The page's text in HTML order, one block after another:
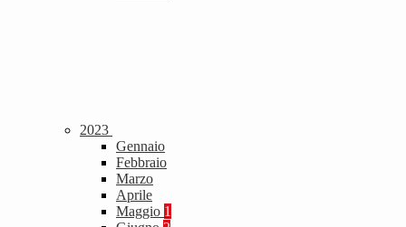
2023
Gennaio
Febbraio
Marzo
Aprile
Maggio 1